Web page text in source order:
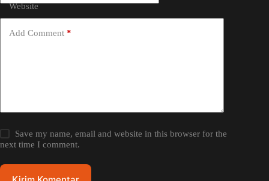
Website
Add Comment *
Save my name, email and website in this browser for the
next time I comment.